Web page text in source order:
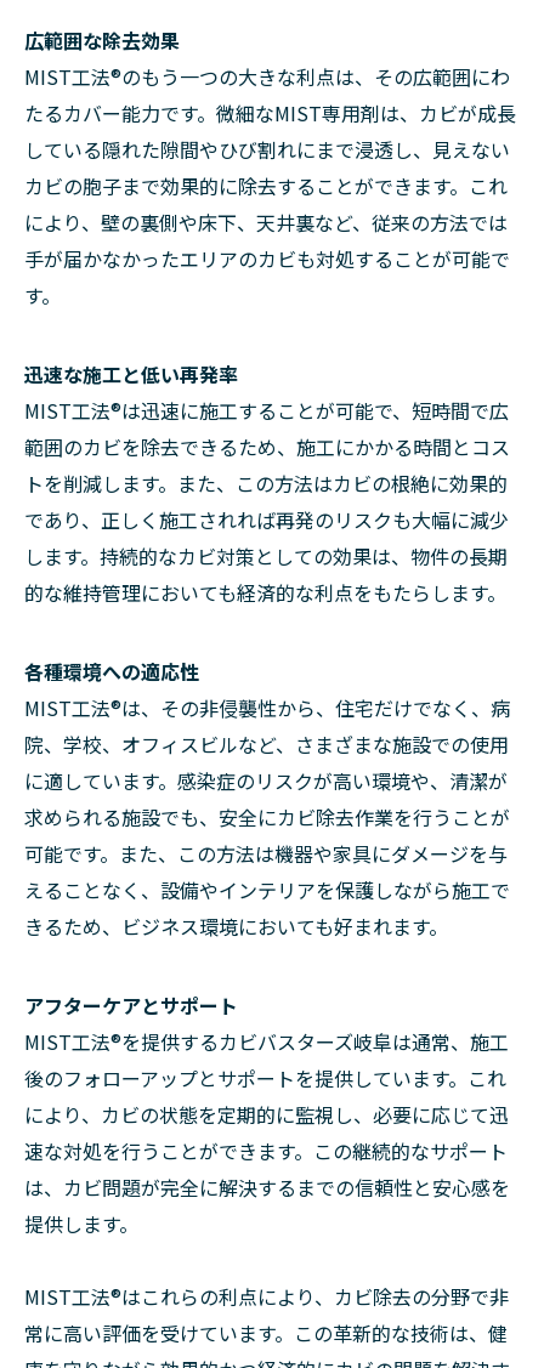
広範囲な除去効果
MIST工法®のもう一つの大きな利点は、その広範囲にわ
たるカバー能力です。微細なMIST専用剤は、カビが成長
している隠れた隙間やひび割れにまで浸透し、見えない
カビの胞子まで効果的に除去することができます。これ
により、壁の裏側や床下、天井裏など、従来の方法では
手が届かなかったエリアのカビも対処することが可能で
す。
迅速な施工と低い再発率
MIST工法®は迅速に施工することが可能で、短時間で広
範囲のカビを除去できるため、施工にかかる時間とコス
トを削減します。また、この方法はカビの根絶に効果的
であり、正しく施工されれば再発のリスクも大幅に減少
します。持続的なカビ対策としての効果は、物件の長期
的な維持管理においても経済的な利点をもたらします。
各種環境への適応性
MIST工法®は、その非侵襲性から、住宅だけでなく、病
院、学校、オフィスビルなど、さまざまな施設での使用
に適しています。感染症のリスクが高い環境や、清潔が
求められる施設でも、安全にカビ除去作業を行うことが
可能です。また、この方法は機器や家具にダメージを与
えることなく、設備やインテリアを保護しながら施工で
きるため、ビジネス環境においても好まれます。
アフターケアとサポート
MIST工法®を提供するカビバスターズ岐阜は通常、施工
後のフォローアップとサポートを提供しています。これ
により、カビの状態を定期的に監視し、必要に応じて迅
速な対処を行うことができます。この継続的なサポート
は、カビ問題が完全に解決するまでの信頼性と安心感を
提供します。
MIST工法®はこれらの利点により、カビ除去の分野で非
常に高い評価を受けています。この革新的な技術は、健